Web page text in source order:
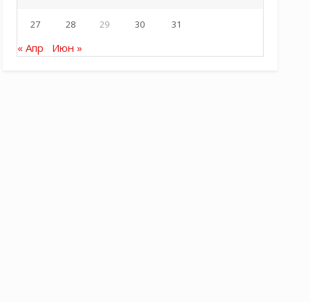
27 28 29 30 31
« Апр Июн »